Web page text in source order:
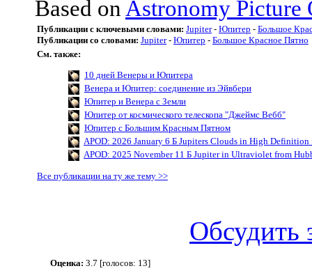
Based on Astronomy Picture
Публикации с ключевыми словами: Jupiter- Юпитер - Большое
Публикации со словами: Jupiter- Юпитер - Большое Красное Пятно
См. также:
10 дней Венеры и Юпитера
Венера и Юпитер: соединение из Эйвбери
Юпитер и Венера с Земли
Юпитер от космического телескопа "Джеймс Вебб"
Юпитер с Большим Красным Пятном
APOD: 2026 January 6 Б Jupiters Clouds in High Definition
APOD: 2025 November 11 Б Jupiter in Ultraviolet from
Все публикации на ту же тему >>
Обсудить
Оценка: 3.7 [голосов: 13]